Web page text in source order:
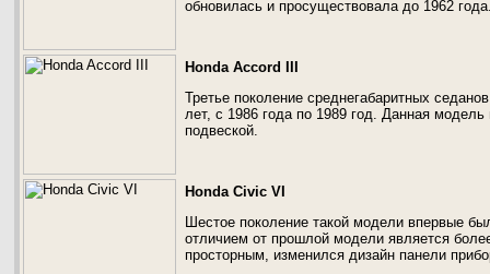
обновилась и просуществовала до 1962
Honda Accord III
Третье поколение среднегабаритных
лет, с 1986 года по 1989 год. Данная
подвеской.
Honda Civic VI
Шестое поколение такой модели впервые
отличием от прошлой модели является
просторным, изменился дизайн панели